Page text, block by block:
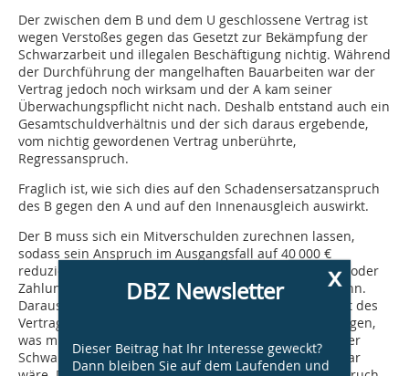
Der zwischen dem B und dem U geschlossene Vertrag ist
wegen Verstoßes gegen das Gesetzt zur Bekämpfung der
Schwarzarbeit und illegalen Beschäftigung nichtig. Während
der Durchführung der mangelhaften Bauarbeiten war der
Vertrag jedoch noch wirksam und der A kam seiner
Überwachungspflicht nicht nach. Deshalb entstand auch ein
Gesamtschuldverhältnis und der sich daraus ergebende,
vom nichtig gewordenen Vertrag unberührte,
Regressanspruch.
Fraglich ist, wie sich dies auf den Schadensersatzanspruch
des B gegen den A und auf den Innenausgleich auswirkt.
Der B muss sich ein Mitverschulden zurechnen lassen,
sodass sein Anspruch im Ausgangsfall auf 40 000 €
reduziert wird und der A von der U einen Befreiungs- oder
Zahlungsanspruch in Höhe von 20 000 € verlangen kann.
Daraus folgend müsste sich der U trotz der Nichtigkeit des
Vertrags an den Kosten der Mängelbeseitigung beteiligen,
was mit der Wertung des Gesetzes zur Bekämpfung der
Schwarzarbeit und illegalen Beschäftigung unvereinbar
x
DBZ Newsletter
Dieser Beitrag hat Ihr Interesse geweckt?
Dann bleiben Sie auf dem Laufenden und